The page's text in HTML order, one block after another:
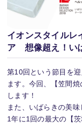
イオンスタイルレ
ア 想像超え！い
第10回という節⽬を
ます。今回、【笠間
します！
また、いばらきの美
1年に1回の最大の【